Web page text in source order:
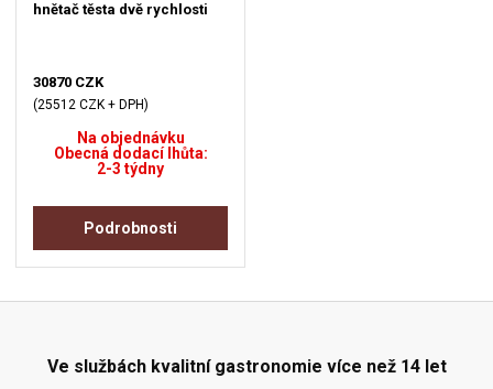
hnětač těsta dvě rychlosti
30870 CZK
(25512 CZK + DPH)
Na objednávku
Obecná dodací lhůta:
2-3 týdny
Podrobnosti
Ve službách kvalitní gastronomie více než 14 let